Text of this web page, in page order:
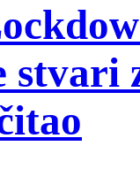
stvari